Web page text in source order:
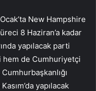
New Hampshire
8 Haziran’a kadar
yapılacak parti
de Cumhuriyetçi
yapılacak